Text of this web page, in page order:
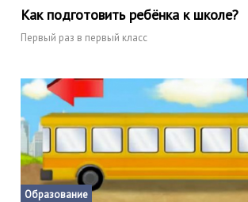
Как подготовить ребёнка к школе?
Первый раз в первый класс
Образование